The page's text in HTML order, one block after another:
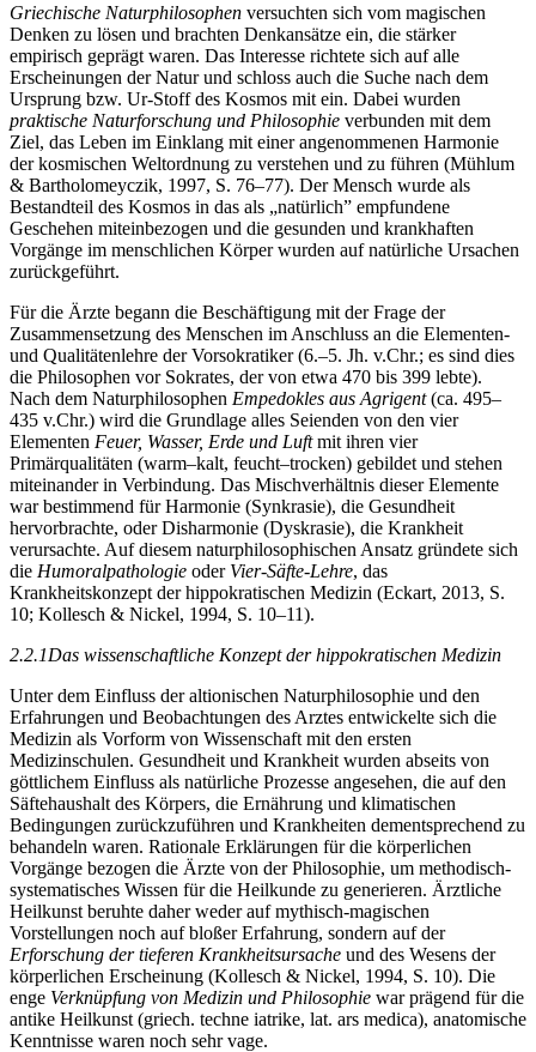
Griechische Naturphilosophen versuchten sich vom magischen
Denken zu lösen und brachten Denkansätze ein, die stärker
empirisch geprägt waren. Das Interesse richtete sich auf alle
Erscheinungen der Natur und schloss auch die Suche nach dem
Ursprung bzw. Ur-Stoff des Kosmos mit ein. Dabei wurden
praktische Naturforschung und Philosophie verbunden mit dem
Ziel, das Leben im Einklang mit einer angenommenen Harmonie
der kosmischen Weltordnung zu verstehen und zu führen (Mühlum
& Bartholomeyczik, 1997, S. 76–77). Der Mensch wurde als
Bestandteil des Kosmos in das als „natürlich” empfundene
Geschehen miteinbezogen und die gesunden und krankhaften
Vorgänge im menschlichen Körper wurden auf natürliche Ursachen
zurückgeführt.
Für die Ärzte begann die Beschäftigung mit der Frage der
Zusammensetzung des Menschen im Anschluss an die Elementen-
und Qualitätenlehre der Vorsokratiker (6.–5. Jh. v.Chr.; es sind dies
die Philosophen vor Sokrates, der von etwa 470 bis 399 lebte).
Nach dem Naturphilosophen Empedokles aus Agrigent(ca. 495–
435 v.Chr.) wird die Grundlage alles Seienden von den vier
Elementen Feuer, Wasser, Erde und Luftmit ihren vier
Primärqualitäten (warm–kalt, feucht–trocken) gebildet und stehen
miteinander in Verbindung. Das Mischverhältnis dieser Elemente
war bestimmend für Harmonie (Synkrasie), die Gesundheit
hervorbrachte, oder Disharmonie (Dyskrasie), die Krankheit
verursachte. Auf diesem naturphilosophischen Ansatz gründete sich
die Humoralpathologie oder Vier-Säfte-Lehre, das
Krankheitskonzept der hippokratischen Medizin (Eckart, 2013, S.
10; Kollesch & Nickel, 1994, S. 10–11).
2.2.1Das wissenschaftliche Konzept der hippokratischen Medizin
Unter dem Einfluss der altionischen Naturphilosophie und den
Erfahrungen und Beobachtungen des Arztes entwickelte sich die
Medizin als Vorform von Wissenschaft mit den ersten
Medizinschulen. Gesundheit und Krankheit wurden abseits von
göttlichem Einfluss als natürliche Prozesse angesehen, die auf den
Säftehaushalt des Körpers, die Ernährung und klimatischen
Bedingungen zurückzuführen und Krankheiten dementsprechend zu
behandeln waren. Rationale Erklärungen für die körperlichen
Vorgänge bezogen die Ärzte von der Philosophie, um methodisch-
systematisches Wissen für die Heilkunde zu generieren. Ärztliche
Heilkunst beruhte daher weder auf mythisch-magischen
Vorstellungen noch auf bloßer Erfahrung, sondern auf der
Erforschung der tieferen Krankheitsursache und des Wesens der
körperlichen Erscheinung (Kollesch & Nickel, 1994, S. 10). Die
enge Verknüpfung von Medizin und Philosophie war prägend für die
antike Heilkunst (griech. techne iatrike, lat. ars medica), anatomische
Kenntnisse waren noch sehr vage.